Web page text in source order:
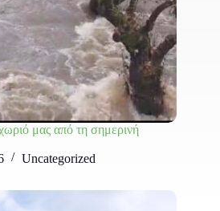
μας από τη σημερινή
Uncategorized